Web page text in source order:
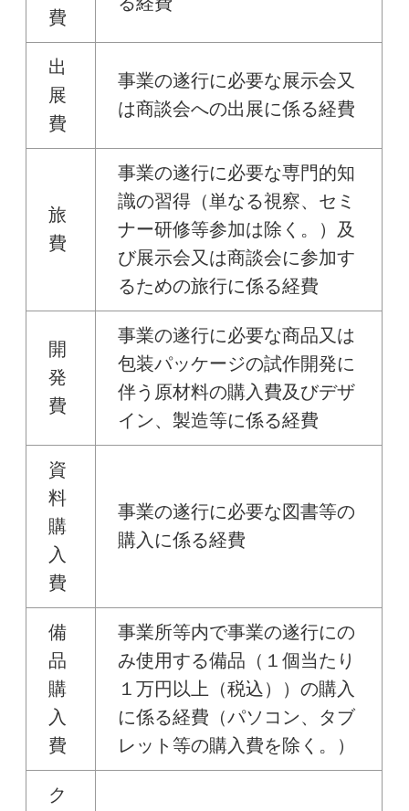
費
出
展
費
事業の遂行に必要な展示会又
は商談会への出展に係る経費
旅
費
事業の遂行に必要な専門的知
識の習得（単なる視察、セミ
ナー研修等参加は除く。）及
び展示会又は商談会に参加す
るための旅行に係る経費
開
発
費
事業の遂行に必要な商品又は
包装パッケージの試作開発に
伴う原材料の購入費及びデザ
イン、製造等に係る経費
資
料
購
入
費
事業の遂行に必要な図書等の
購入に係る経費
備
品
購
入
費
事業所等内で事業の遂行にの
み使用する備品（１個当たり
１万円以上（税込））の購入
に係る経費（パソコン、タブ
レット等の購入費を除く。）
ク